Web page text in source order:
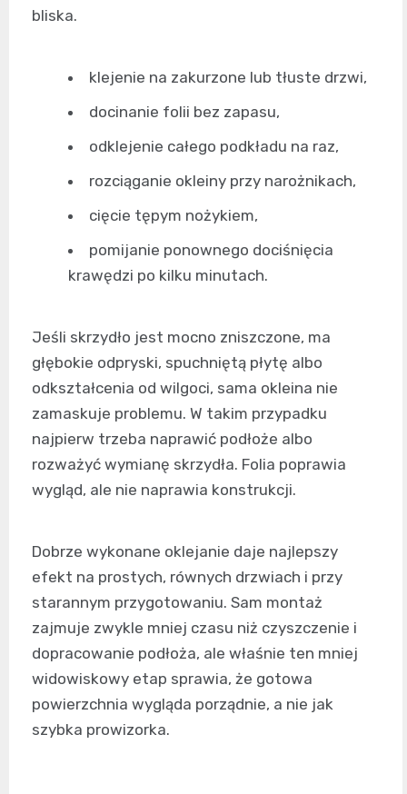
bliska.
klejenie na zakurzone lub tłuste drzwi,
docinanie folii bez zapasu,
odklejenie całego podkładu na raz,
rozciąganie okleiny przy narożnikach,
cięcie tępym nożykiem,
pomijanie ponownego dociśnięcia
krawędzi po kilku minutach.
Jeśli skrzydło jest mocno zniszczone, ma
głębokie odpryski, spuchniętą płytę albo
odkształcenia od wilgoci, sama okleina nie
zamaskuje problemu. W takim przypadku
najpierw trzeba naprawić podłoże albo
rozważyć wymianę skrzydła. Folia poprawia
wygląd, ale nie naprawia konstrukcji.
Dobrze wykonane oklejanie daje najlepszy
efekt na prostych, równych drzwiach i przy
starannym przygotowaniu. Sam montaż
zajmuje zwykle mniej czasu niż czyszczenie i
dopracowanie podłoża, ale właśnie ten mniej
widowiskowy etap sprawia, że gotowa
powierzchnia wygląda porządnie, a nie jak
szybka prowizorka.